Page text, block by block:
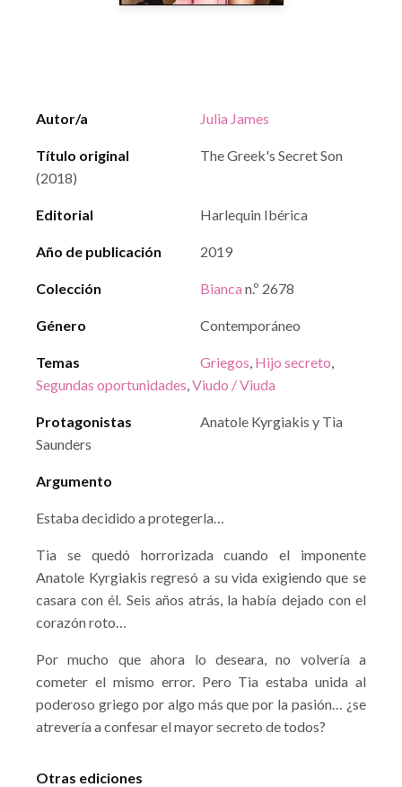
Autor/a Julia James
Título original
The Greek's Secret Son
(2018)
Editorial Harlequin Ibérica
Año de publicación 2019
Colección Bianca n.º 2678
Género Contemporáneo
Temas Griegos, Hijo secreto,
Segundas oportunidades,Viudo / Viuda
Protagonistas
Anatole Kyrgiakis y Tia
Saunders
Argumento
Estaba decidido a protegerla…
Tia se quedó horrorizada cuando el imponente
Anatole Kyrgiakis regresó a su vida exigiendo que se
casara con él. Seis años atrás, la había dejado con el
corazón roto…
Por mucho que ahora lo deseara, no volvería a
cometer el mismo error. Pero Tia estaba unida al
poderoso griego por algo más que por la pasión… ¿se
atrevería a confesar el mayor secreto de todos?
Otras ediciones